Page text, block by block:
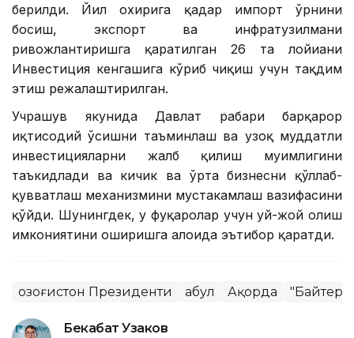
берилди. Йил охирига қадар импорт ўрнини
босиш, экспорт ва инфратузилмани
ривожлантиришга қаратилган 26 та лойиҳани
Инвестиция кенгашига кўриб чиқиш учун тақдим
этиш режалаштирилган.
Учрашув якунида Давлат раҳбари барқарор
иқтисодий ўсишни таъминлаш ва узоқ муддатли
инвестицияларни жалб қилиш муҳимлигини
таъкидлади ва кичик ва ўрта бизнесни қўллаб-
қувватлаш механизмини мустаҳкамлаш вазифасини
қўйди. Шунингдек, у фуқаролар учун уй-жой олиш
имкониятини оширишга алоҳида эътибор қаратди.
Қозоғистон Президенти Қабул Ақорда
Бекабат Узаков